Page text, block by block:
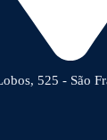
525 - São